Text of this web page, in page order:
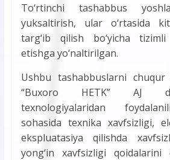
To‘rtinchi tashabbus
yuksaltirish, ular o‘rtasida
targ‘ib qilish bo‘yicha
etishga yo‘naltirilgan.
Ushbu tashabbuslarni
“Buxoro HETK” AJ
texnologiyalaridan
sohasida texnika xavfsizligi,
ekspluatasiya qilishda
yong‘in xavfsizligi qoidalarini